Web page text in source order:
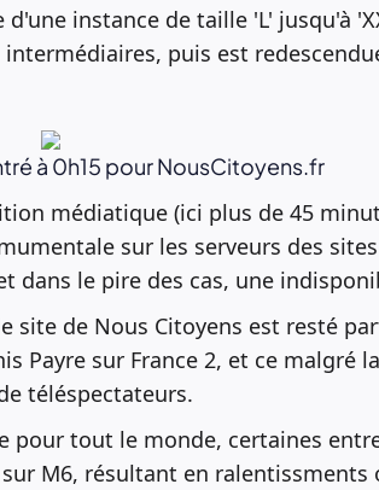
instance de taille 'L' jusqu'à
intermédiaires, puis est
à 0h15 pour NousCitoyens.fr
médiatique (ici plus de 45
sur les serveurs des
dans le pire des cas, une
site de Nous Citoyens est resté
Payre sur France 2, et ce malgré
téléspectateurs.
pour tout le monde, certaines
M6, résultant en ralentissments